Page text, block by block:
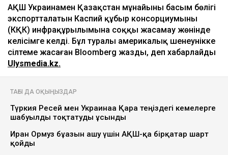
АҚШ Украинамен Қазақстан мұнайының басым бөлігі
экспортталатын Каспий құбыр консорциумының
(КҚК) инфрақұрылымына соққы жасамау жөнінде
келісімге келді. Бұл туралы америкалық шенеунікке
сілтеме жасаған Bloomberg жазды, деп хабарлайды
Ulysmedia.kz.
ТАҒЫ ДА ОҚЫҢЫЗДАР
Түркия Ресей мен Украинаға Қара теңіздегі кемелерге
шабуылды тоқтатуды ұсынды
Иран Ормуз бұғазын ашу үшін АҚШ-қа бірқатар шарт
қойды